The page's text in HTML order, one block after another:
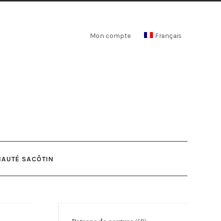
Mon compte Français
SACÔTIN